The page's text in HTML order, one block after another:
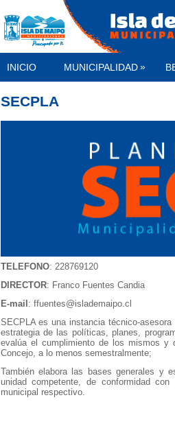
INICIO MUNICIPALIDAD »
SECPLA
TELEFONO: 228769120
DIRECTOR: Franco Fuentes Candia
E-mail : ffuentes@islademaipo.cl
SECPLA es una instancia técnico-
estrategia de las políticas, planes,
evalúa el cumplimiento de los mismos y
Concejo, a lo menos semestralmente;
También elabora las bases generales y
unidad competente, de conformidad
municipal respectivo.